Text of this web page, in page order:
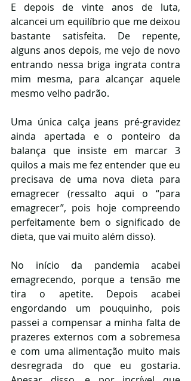
E depois de vinte anos de luta,
alcancei um equilíbrio que me deixou
bastante satisfeita. De repente,
alguns anos depois, me vejo de novo
entrando nessa briga ingrata contra
mim mesma, para alcançar aquele
mesmo velho padrão.
Uma única calça jeans pré-gravidez
ainda apertada e o ponteiro da
balança que insiste em marcar 3
quilos a mais me fez entender que eu
precisava de uma nova dieta para
emagrecer (ressalto aqui o “para
emagrecer”, pois hoje compreendo
perfeitamente bem o significado de
dieta, que vai muito além disso).
No início da pandemia acabei
emagrecendo, porque a tensão me
tira o apetite. Depois acabei
engordando um pouquinho, pois
passei a compensar a minha falta de
prazeres externos com a sobremesa
e com uma alimentação muito mais
desregrada do que eu gostaria.